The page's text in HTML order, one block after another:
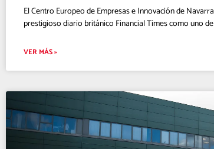
El Centro Europeo de Empresas e Innovación de
prestigioso diario británico Financial Times como uno
VER MÁS »